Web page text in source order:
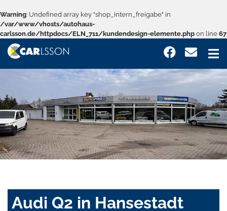
Warning: Undefined array key "shop_intern_freigabe" in
/var/www/vhosts/autohaus-
carlsson.de/httpdocs/ELN_711/kundendesign-elemente.php on line 67
Audi Q2 in Hansestadt